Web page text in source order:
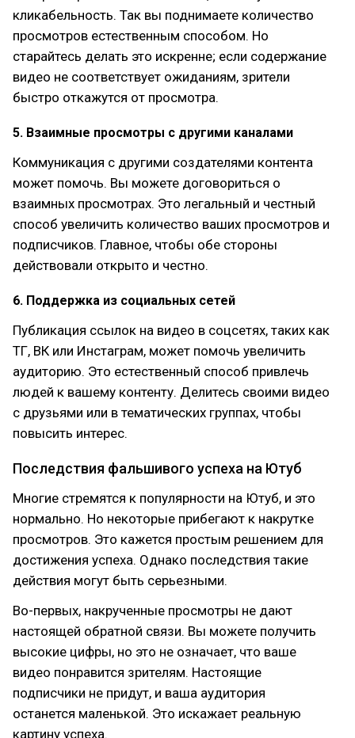
кликабельность. Так вы поднимаете количество
просмотров естественным способом. Но
старайтесь делать это искренне; если содержание
видео не соответствует ожиданиям, зрители
быстро откажутся от просмотра.
5. Взаимные просмотры с другими каналами
Коммуникация с другими создателями контента
может помочь. Вы можете договориться о
взаимных просмотрах. Это легальный и честный
способ увеличить количество ваших просмотров и
подписчиков. Главное, чтобы обе стороны
действовали открыто и честно.
6. Поддержка из социальных сетей
Публикация ссылок на видео в соцсетях, таких как
ТГ, ВК или Инстаграм, может помочь увеличить
аудиторию. Это естественный способ привлечь
людей к вашему контенту. Делитесь своими видео
с друзьями или в тематических группах, чтобы
повысить интерес.
Последствия фальшивого успеха на Ютуб
Многие стремятся к популярности на Ютуб, и это
нормально. Но некоторые прибегают к накрутке
просмотров. Это кажется простым решением для
достижения успеха. Однако последствия такие
действия могут быть серьезными.
Во-первых, накрученные просмотры не дают
настоящей обратной связи. Вы можете получить
высокие цифры, но это не означает, что ваше
видео понравится зрителям. Настоящие
подписчики не придут, и ваша аудитория
останется маленькой. Это искажает реальную
картину успеха.